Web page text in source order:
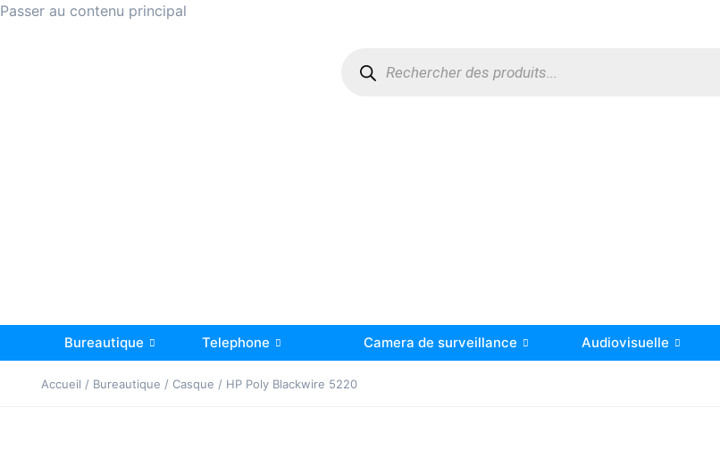
Passer au contenu principal
Bureautique Telephone Camera de surveillance Audiovisuelle
Accueil / Bureautique / Casque / HP Poly Blackwire 5220